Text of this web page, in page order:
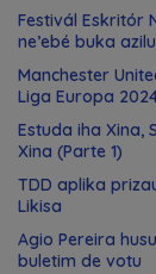
Festivál Eskritór
ne’ebé buka
Manchester
Liga Europa
Estuda iha Xina,
Xina (Parte 1)
TDD aplika
Likisa
Agio Pereira
buletim de votu